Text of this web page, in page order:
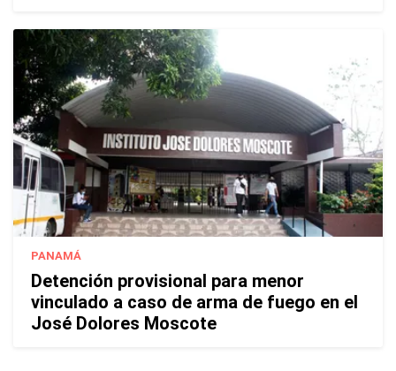
PANAMÁ
Detención provisional para menor
vinculado a caso de arma de fuego en el
José Dolores Moscote